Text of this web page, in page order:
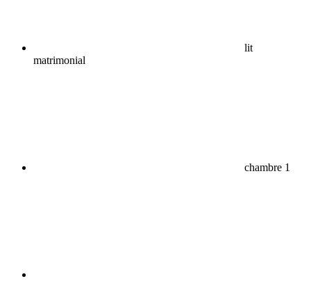
lit
matrimonial
chambre 1